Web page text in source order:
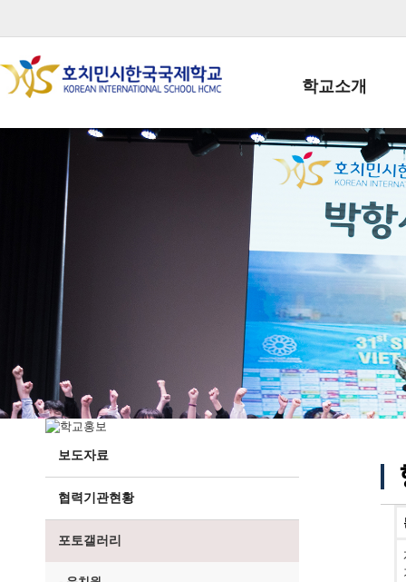
학교소개
학교장인사말
학생회장인사말
학교상징
학교 CI
교직원현황
학생현황
위치/전화
전경사진
보도자료
협력기관현황
포토갤러리